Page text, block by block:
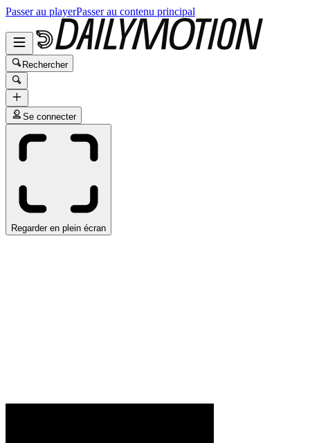
Passer au playerPasser au contenu principal
Rechercher
Se connecter
Regarder en plein écran